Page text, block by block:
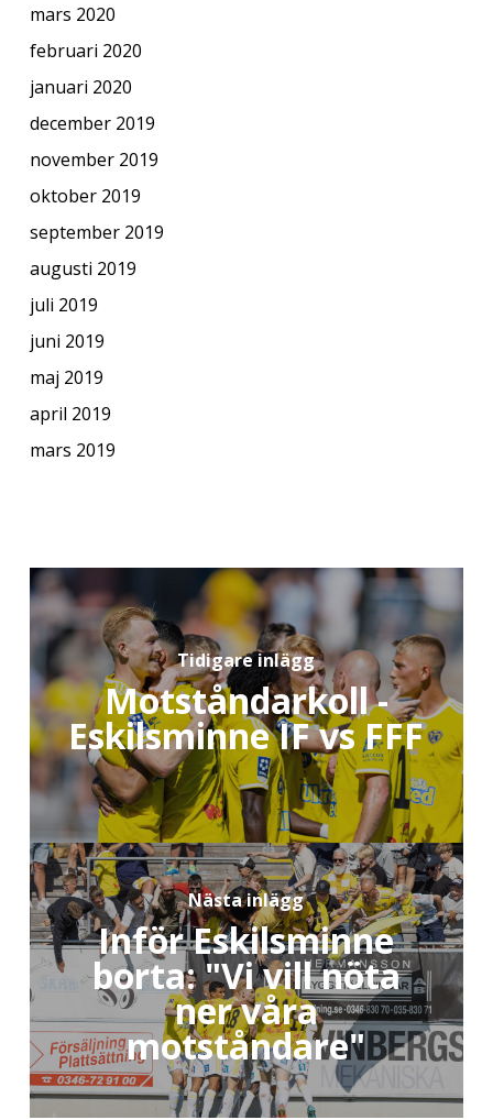
mars 2020
februari 2020
januari 2020
december 2019
november 2019
oktober 2019
september 2019
augusti 2019
juli 2019
juni 2019
maj 2019
april 2019
mars 2019
Tidigare inlägg
Motståndarkoll -
Eskilsminne IF vs FFF
Nästa inlägg
Inför Eskilsminne
borta: "Vi vill nöta
ner våra
motståndare"